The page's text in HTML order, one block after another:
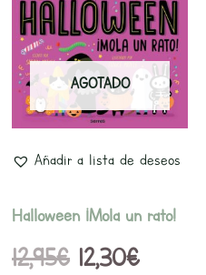
AGOTADO
Añadir a lista de deseos
Halloween ¡Mola un rato!
12,95€
precio
original
era:
12,95€.
12,30€
precio
actual
es:
12,30€.